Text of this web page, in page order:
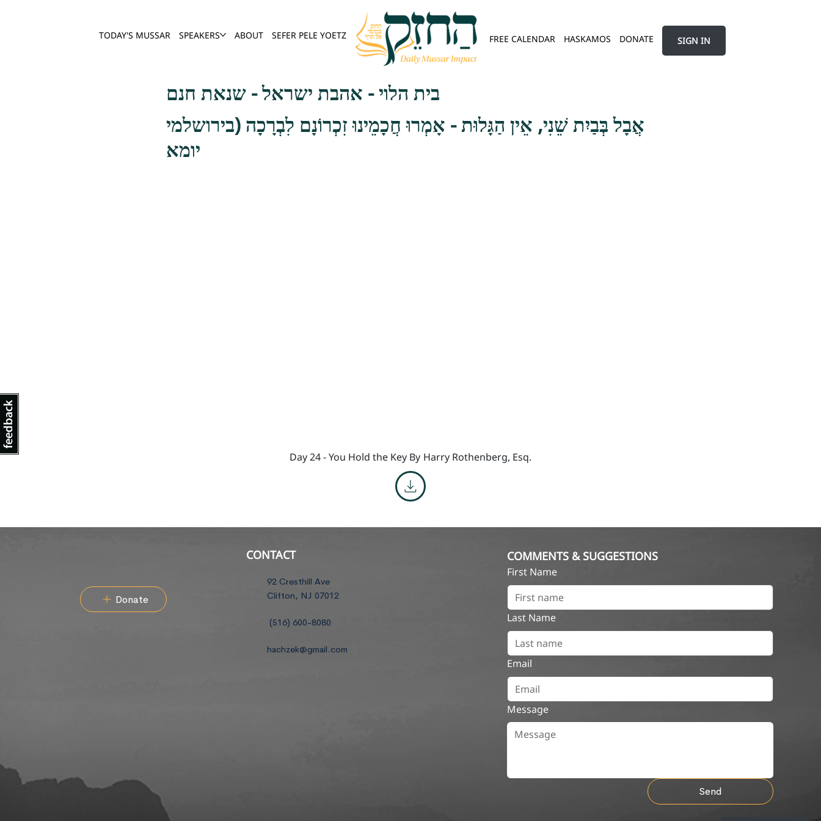
TODAY'S MUSSAR SPEAKERS ABOUT SEFER PELE YOETZ FREE CALENDAR HASKAMOS DONATE SIGN IN
בית הלוי - אהבת ישראל - שנאת חנם
אֲבָל בְּבַיִת שֵׁנִי, אֵין הַגָּלוּת - אָמְרוּ חֲכָמֵינוּ זִכְרוֹנָם לִבְרָכָה (בירושלמי
יומא
Day 24 - You Hold the Key By Harry Rothenberg, Esq.
Donate
CONTACT
92 Cresthill Ave
Clifton, NJ 07012
(516) 600-8080
hachzek@gmail.com
COMMENTS & SUGGESTIONS
First Name
Last Name
Email
Message
Send